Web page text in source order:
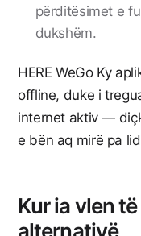
përditësimet e
dukshëm.
HERE WeGo Ky
offline, duke i
internet aktiv —
e bën aq mirë pa
Kur ia vlen
alternativë